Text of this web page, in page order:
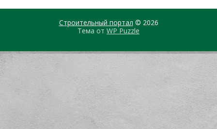
Строительный портал © 2026
Тема от WP Puzzle